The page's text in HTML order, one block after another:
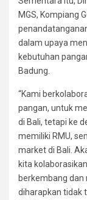
MGS, Kompiang
dalam upaya
kebutuhan
Badung.
“Kami
pangan, untuk
di Bali, tetapi ke
memiliki RMU,
market di Bali.
kita
berkembang dan
diharapkan tidak